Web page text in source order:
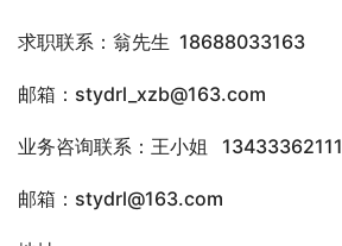
求职联系：翁先生 18688033163
邮箱： stydrl_xzb@163.com
业务咨询联系：王小姐 13433362111
邮箱：stydrl@163.com